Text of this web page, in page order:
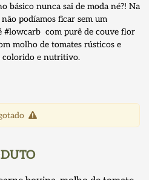
básico nunca sai de moda né?! Na
podíamos ficar sem um
#lowcarb com purê de couve flor
molho de tomates rústicos e
colorido e nutritivo.